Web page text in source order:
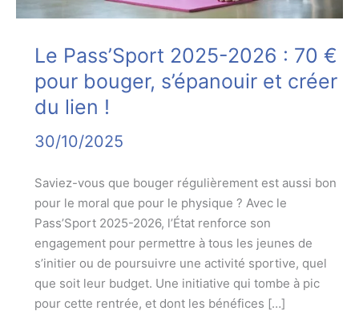
Le Pass’Sport 2025-2026 : 70 €
pour bouger, s’épanouir et créer
du lien !
30/10/2025
Saviez-vous que bouger régulièrement est aussi bon
pour le moral que pour le physique ? Avec le
Pass’Sport 2025-2026, l’État renforce son
engagement pour permettre à tous les jeunes de
s’initier ou de poursuivre une activité sportive, quel
que soit leur budget. Une initiative qui tombe à pic
pour cette rentrée, et dont les bénéfices […]